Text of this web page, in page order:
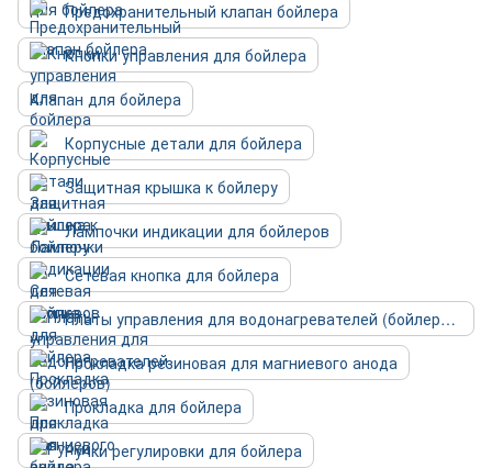
Предохранительный клапан бойлера
Кнопки управления для бойлера
Клапан для бойлера
Корпусные детали для бойлера
Защитная крышка к бойлеру
Лампочки индикации для бойлеров
Сетевая кнопка для бойлера
Платы управления для водонагревателей (бойлеров)
Прокладка резиновая для магниевого анода
Прокладка для бойлера
Ручки регулировки для бойлера